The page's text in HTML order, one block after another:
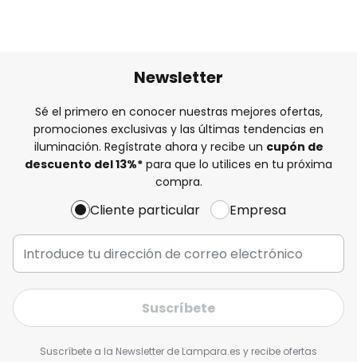
Newsletter
Sé el primero en conocer nuestras mejores ofertas,
promociones exclusivas y las últimas tendencias en
iluminación. Regístrate ahora y recibe un cupón de
descuento del13%* para que lo utilices en tu próxima
compra.
Cliente particular Empresa
Suscríbete
Suscríbete a la Newsletter de Lampara.es y recibe ofertas